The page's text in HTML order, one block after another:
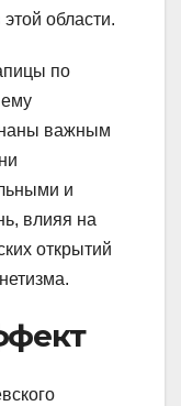
области.
по
важным
и
влияя на
открытий